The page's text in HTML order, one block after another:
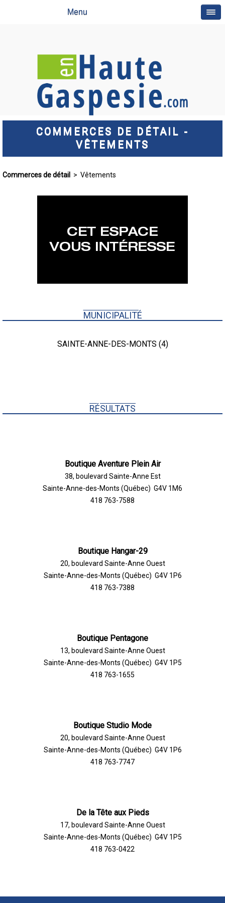
Menu
COMMERCES DE DÉTAIL -
VÊTEMENTS
Commerces de détail > Vêtements
MUNICIPALITÉ
SAINTE-ANNE-DES-MONTS (4)
RÉSULTATS
Boutique Aventure Plein Air
38, boulevard Sainte-Anne Est
Sainte-Anne-des-Monts (Québec) G4V 1M6
418 763-7588
Boutique Hangar-29
20, boulevard Sainte-Anne Ouest
Sainte-Anne-des-Monts (Québec) G4V 1P6
418 763-7388
Boutique Pentagone
13, boulevard Sainte-Anne Ouest
Sainte-Anne-des-Monts (Québec) G4V 1P5
418 763-1655
Boutique Studio Mode
20, boulevard Sainte-Anne Ouest
Sainte-Anne-des-Monts (Québec) G4V 1P6
418 763-7747
De la Tête aux Pieds
17, boulevard Sainte-Anne Ouest
Sainte-Anne-des-Monts (Québec) G4V 1P5
418 763-0422